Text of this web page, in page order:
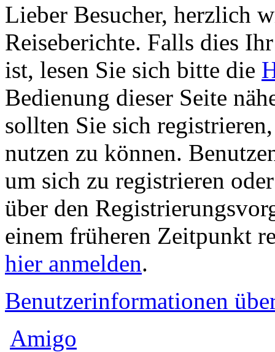
Lieber Besucher, herzlich
Reiseberichte. Falls dies
ist, lesen Sie sich bitte die
Bedienung dieser Seite
sollten Sie sich
nutzen zu können.
um sich zu registrieren
über den
einem früheren Zeitpunkt
hier anmelden.
Benutzerinformationen
Amigo